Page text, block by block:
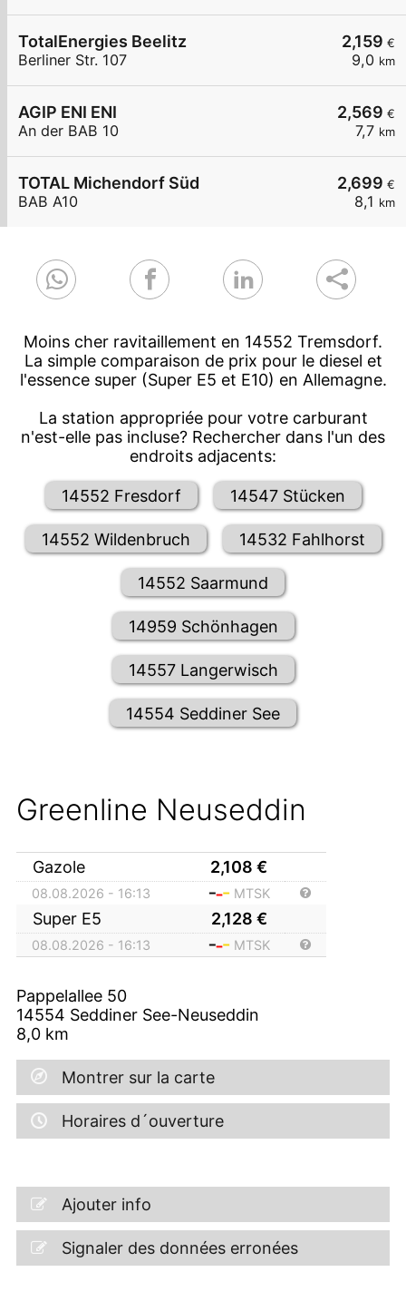
2,159 €
9,0 km
TotalEnergies Beelitz
Berliner Str. 107
2,569 €
7,7 km
AGIP ENI ENI
An der BAB 10
2,699 €
8,1 km
TOTAL Michendorf Süd
BAB A10
Moins cher ravitaillement en 14552 Tremsdorf.
La simple comparaison de prix pour le diesel et
l'essence super (Super E5 et E10) en Allemagne.
La station appropriée pour votre carburant
n'est-elle pas incluse? Rechercher dans l'un des
endroits adjacents:
14552 Fresdorf 14547 Stücken
14552 Wildenbruch 14532 Fahlhorst
14552 Saarmund
14959 Schönhagen
14557 Langerwisch
14554 Seddiner See
Greenline Neuseddin
Gazole 2,108 €
08.08.2026 - 16:13 MTSK
Super E5 2,128 €
08.08.2026 - 16:13 MTSK
Pappelallee 50
14554 Seddiner See-Neuseddin
8,0 km
Montrer sur la carte
Horaires d´ouverture
Ajouter info
Signaler des données erronées